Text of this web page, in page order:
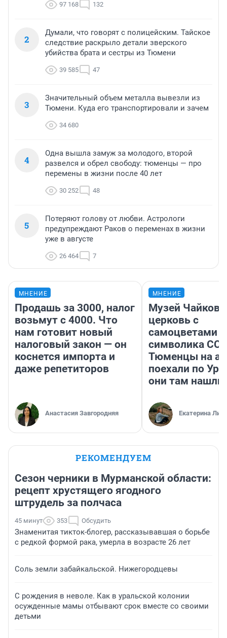
97 168 132
2
Думали, что говорят с полицейским. Тайское
следствие раскрыло детали зверского
убийства брата и сестры из Тюмени
39 585 47
3
Значительный объем металла вывезли из
Тюмени. Куда его транспортировали и зачем
34 680
4
Одна вышла замуж за молодого, второй
развелся и обрел свободу: тюменцы — про
перемены в жизни после 40 лет
30 252 48
5
Потеряют голову от любви. Астрологи
предупреждают Раков о переменах в жизни
уже в августе
26 464 7
МНЕНИЕ
Продашь за 3000, налог
возьмут с 4000. Что
нам готовит новый
налоговый закон — он
коснется импорта и
даже репетиторов
Анастасия Завгородняя
МНЕНИЕ
Музей
церковь с
самоцветами
символика
Тюменцы на
поехали по
они там нашли
Екатерина
РЕКОМЕНДУЕМ
Сезон черники в Мурманской области:
рецепт хрустящего ягодного
штрудель за полчаса
45 минут 353 Обсудить
Знаменитая тикток-блогер, рассказывавшая о борьбе
с редкой формой рака, умерла в возрасте 26 лет
Соль земли забайкальской. Нижегородцевы
С рождения в неволе. Как в уральской колонии
осужденные мамы отбывают срок вместе со своими
детьми